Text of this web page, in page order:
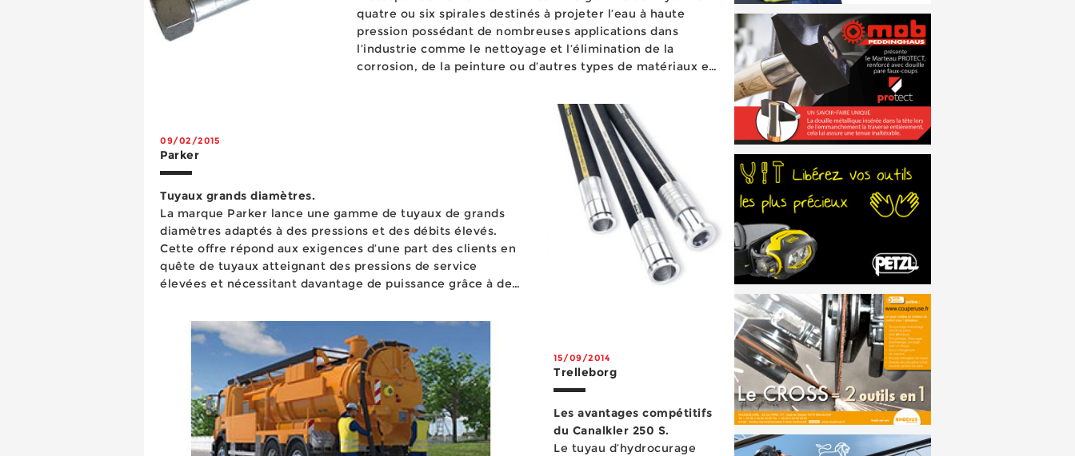
quatre ou six spirales destinés à projeter l’eau à haute
pression possédant de nombreuses applications dans
l’industrie comme le nettoyage et l’élimination de la
corrosion, de la peinture ou d’autres types de matériaux et
09/02/2015
Parker
Tuyaux grands diamètres.
La marque Parker lance une gamme de tuyaux de grands
diamètres adaptés à des pressions et des débits élevés.
Cette offre répond aux exigences d’une part des clients en
quête de tuyaux atteignant des pressions de service
élevées et nécessitant davantage de puissance grâce à de
15/09/2014
Trelleborg
Les avantages compétitifs
du Canalkler 250 S.
Le tuyau d’hydrocurage